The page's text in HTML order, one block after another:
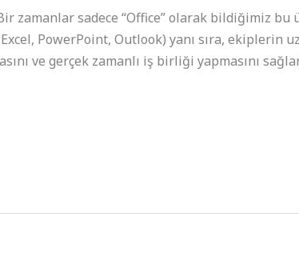
zamanlar sadece “Office” olarak bildiğimiz bu
PowerPoint, Outlook) yanı sıra, ekiplerin
ve gerçek zamanlı iş birliği yapmasını